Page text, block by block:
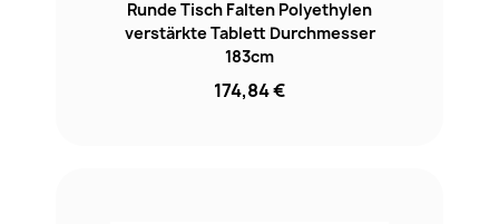
Runde Tisch Falten Polyethylen
verstärkte Tablett Durchmesser
183cm
174,84 €